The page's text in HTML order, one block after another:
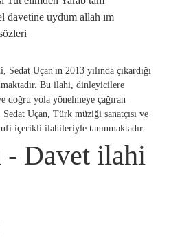
davetine uydum allah ım
Uçan'ın 2013 yılında çıkardığı
Bu ilahi, dinleyicilere
doğru yola yönelmeye çağıran
Uçan, Türk müziği sanatçısı ve
içerikli ilahileriyle tanınmaktadır.
- Davet ilahi